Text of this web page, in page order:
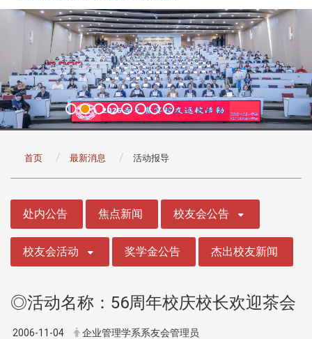
首页 最新消息 活动报导
处内公告 焦点新闻 校友会公告
校友会活动 奖学金公告 杰出校友新闻
◎活动名称：56周年校庆校长欢迎茶会
2006-11-04 企业管理学系系友会管理员